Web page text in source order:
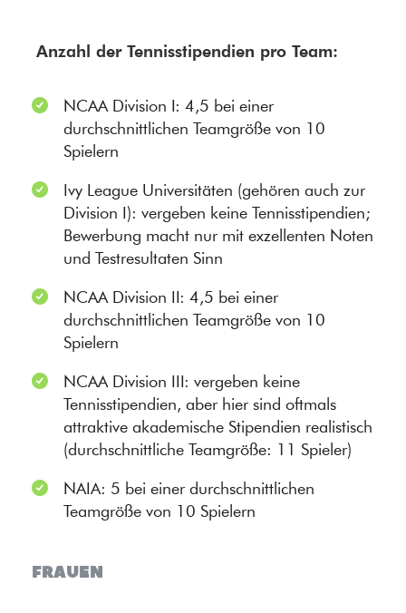
Anzahl der Tennisstipendien pro Team:
NCAA Division I: 4,5 bei einer
durchschnittlichen Teamgröße von 10
Spielern
Ivy League Universitäten (gehören auch zur
Division I): vergeben keine Tennisstipendien;
Bewerbung macht nur mit exzellenten Noten
und Testresultaten Sinn
NCAA Division II: 4,5 bei einer
durchschnittlichen Teamgröße von 10
Spielern
NCAA Division III: vergeben keine
Tennisstipendien, aber hier sind oftmals
attraktive akademische Stipendien realistisch
(durchschnittliche Teamgröße: 11 Spieler)
NAIA: 5 bei einer durchschnittlichen
Teamgröße von 10 Spielern
FRAUEN